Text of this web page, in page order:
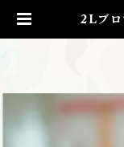
2Lブロ